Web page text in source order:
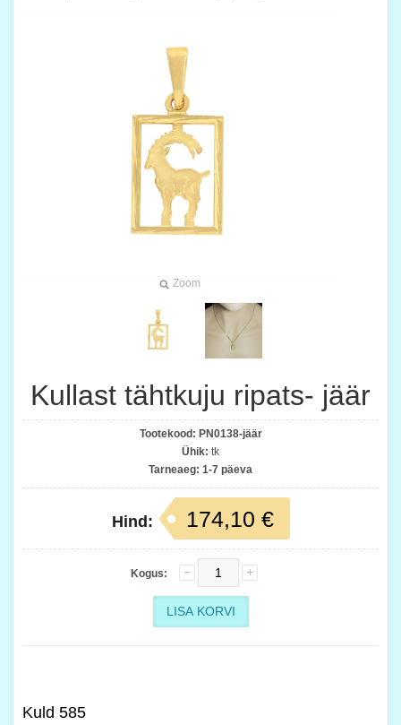
Zoom
Kullast tähtkuju ripats- jäär
Tootekood: PN0138-jäär
Ühik: tk
Tarneaeg: 1-7 päeva
Hind: 174,10 €
Kogus:
Kuld 585